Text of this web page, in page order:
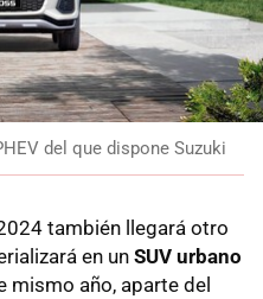
del que dispone Suzuki
también llegará otro
en unSUV urbano
mismo año, aparte del